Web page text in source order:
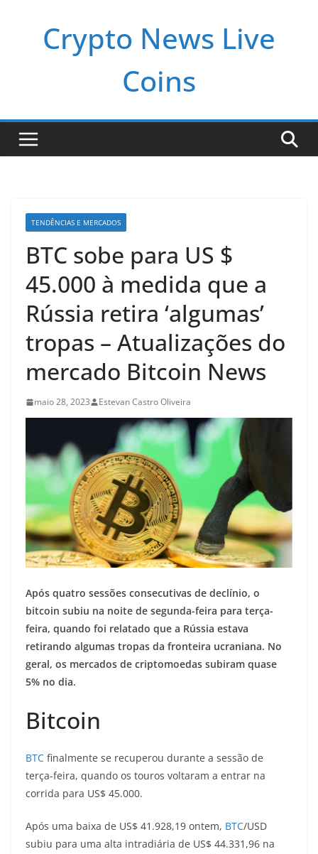
Crypto News Live
Coins
TENDÊNCIAS E MERCADOS
BTC sobe para US $
45.000 à medida que a
Rússia retira ‘algumas’
tropas – Atualizações do
mercado Bitcoin News
maio 28, 2023 Estevan Castro Oliveira
Após quatro sessões consecutivas de declínio, o
bitcoin subiu na noite de segunda-feira para terça-
feira, quando foi relatado que a Rússia estava
retirando algumas tropas da fronteira ucraniana. No
geral, os mercados de criptomoedas subiram quase
5% no dia.
Bitcoin
BTC finalmente se recuperou durante a sessão de
terça-feira, quando os touros voltaram a entrar na
corrida para US$ 45.000.
Após uma baixa de US$ 41.928,19 ontem, BTC/USD
subiu para uma alta intradiária de US$ 44.331,96 na